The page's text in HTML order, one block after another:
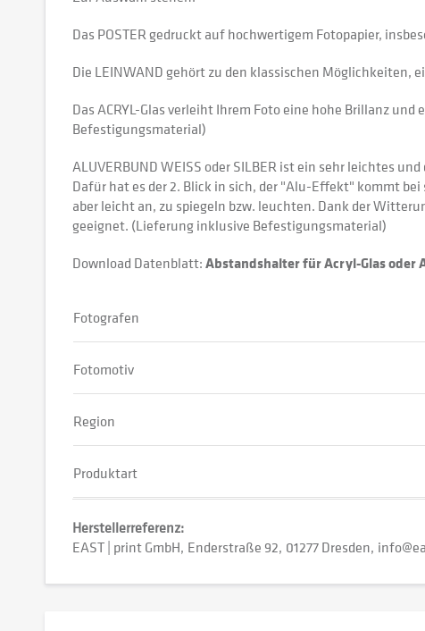
Das POSTER gedruckt auf hochwertigem Fotopapier,
Die LEINWAND gehört zu den klassischen Möglichkeiten,
Das ACRYL-Glas verleiht Ihrem Foto eine hohe Brillanz
Befestigungsmaterial)
ALUVERBUND WEISS oder SILBER ist ein sehr leichtes
Dafür hat es der 2. Blick in sich, der "Alu-Effekt" kommt
aber leicht an, zu spiegeln bzw. leuchten. Dank der
geeignet. (Lieferung inklusive Befestigungsmaterial)
Download Datenblatt:Abstandshalter für Acryl-Glas oder
Fotografen
Fotomotiv
Region
Produktart
Herstellerreferenz:
EAST | print GmbH Enderstraße 92 01277 Dresden